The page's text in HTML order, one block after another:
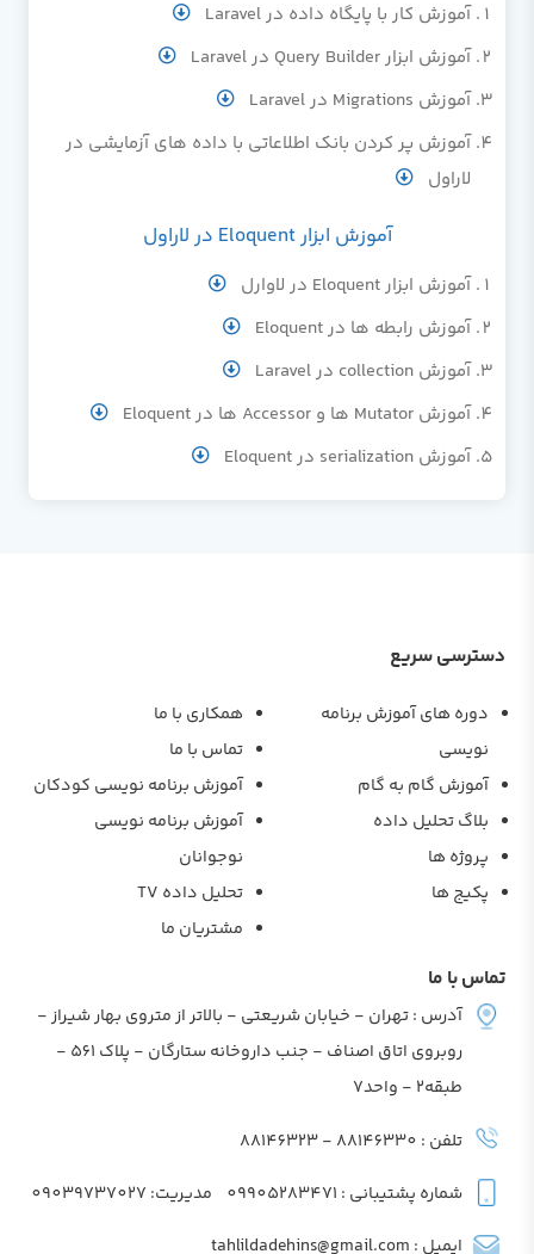
آموزش کار با پایگاه داده در Laravel
آموزش ابزار Query Builder در Laravel
آموزش Migrations در Laravel
آموزش پر کردن بانک اطلاعاتی با داده های آزمایشی در
لاراول
آموزش ابزار Eloquent در لاراول
آموزش ابزار Eloquent در لاوارل
آموزش رابطه ها در Eloquent
آموزش collection در Laravel
آموزش Mutator ها و Accessor ها در Eloquent
آموزش serialization در Eloquent
دسترسی سریع
دوره های آموزش برنامه
نویسی
آموزش گام به گام
بلاگ تحلیل داده
پروژه ها
پکیج ها
همکاری با ما
تماس با ما
آموزش برنامه نویسی کودکان
آموزش برنامه نویسی
نوجوانان
تحلیل داده TV
مشتریان ما
تماس با ما
آدرس : تهران - خیابان شریعتی - بالاتر از متروی بهار شیراز -
روبروی اتاق اصناف - جنب داروخانه ستارگان - پلاک 561 -
طبقه2 - واحد7
تلفن : 88146330 - 88146323
شماره پشتیبانی : 09905283471 مدیریت: 09039737027
ایمیل : tahlildadehins@gmail.com